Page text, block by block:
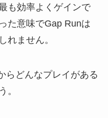
も効率よくゲインで
た意味でGap Runは
れません。
らどんなプレイがある
。